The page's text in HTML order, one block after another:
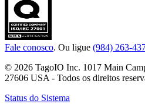
Fale conosco. Ou ligue (984) 263-
© 2026 TagoIO Inc. 1017 Main
27606 USA - Todos os direitos
Status do Sistema